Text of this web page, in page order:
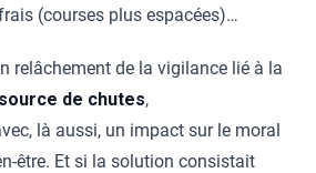
(courses plus espacées)…
relâchement de la vigilance lié à la
source de chutes,
là aussi, un impact sur le moral
être. Et si la solution consistait